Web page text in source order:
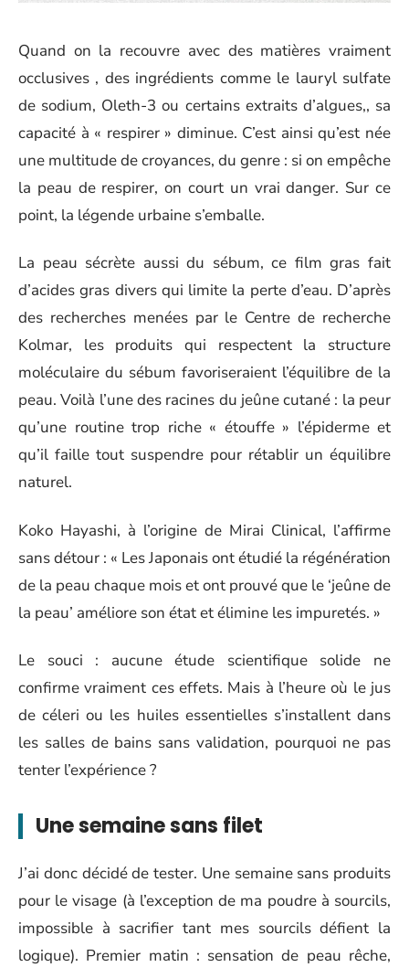
Quand on la recouvre avec des matières vraiment
occlusives , des ingrédients comme le lauryl sulfate
de sodium, Oleth-3 ou certains extraits d’algues,, sa
capacité à « respirer » diminue. C’est ainsi qu’est née
une multitude de croyances, du genre : si on empêche
la peau de respirer, on court un vrai danger. Sur ce
point, la légende urbaine s’emballe.
La peau sécrète aussi du sébum, ce film gras fait
d’acides gras divers qui limite la perte d’eau. D’après
des recherches menées par le Centre de recherche
Kolmar, les produits qui respectent la structure
moléculaire du sébum favoriseraient l’équilibre de la
peau. Voilà l’une des racines du jeûne cutané : la peur
qu’une routine trop riche « étouffe » l’épiderme et
qu’il faille tout suspendre pour rétablir un équilibre
naturel.
Koko Hayashi, à l’origine de Mirai Clinical, l’affirme
sans détour : « Les Japonais ont étudié la régénération
de la peau chaque mois et ont prouvé que le ‘jeûne de
la peau’ améliore son état et élimine les impuretés. »
Le souci : aucune étude scientifique solide ne
confirme vraiment ces effets. Mais à l’heure où le jus
de céleri ou les huiles essentielles s’installent dans
les salles de bains sans validation, pourquoi ne pas
tenter l’expérience ?
Une semaine sans filet
J’ai donc décidé de tester. Une semaine sans produits
pour le visage (à l’exception de ma poudre à sourcils,
impossible à sacrifier tant mes sourcils défient la
logique). Premier matin : sensation de peau rêche,